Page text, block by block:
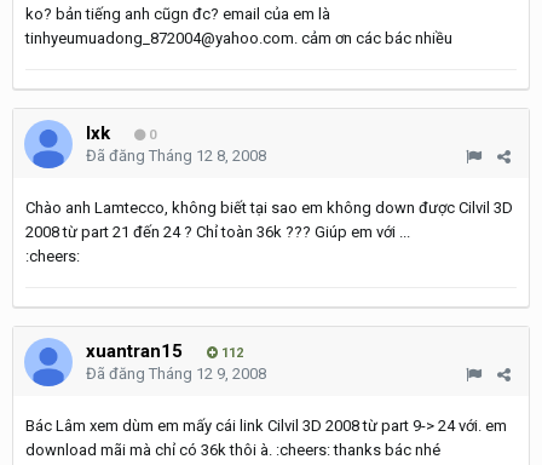
ko? bản tiếng anh cũgn đc? email của em là
tinhyeumuadong_872004@yahoo.com. cảm ơn các bác nhiều
lxk 0
Đã đăng Tháng 12 8, 2008
Chào anh Lamtecco, không biết tại sao em không down được Cilvil 3D
2008 từ part 21 đến 24 ? Chỉ toàn 36k ??? Giúp em với ...
:cheers:
xuantran15 112
Đã đăng Tháng 12 9, 2008
Bác Lâm xem dùm em mấy cái link Cilvil 3D 2008 từ part 9-> 24 với. em
download mãi mà chỉ có 36k thôi à. :cheers: thanks bác nhé